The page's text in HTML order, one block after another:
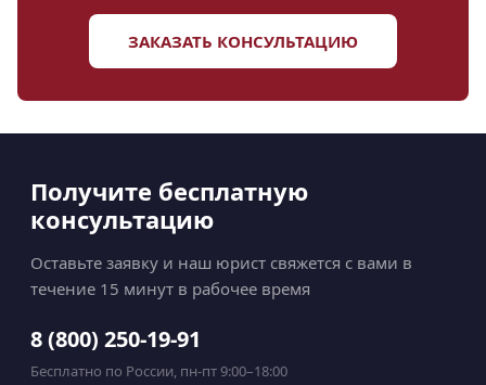
ЗАКАЗАТЬ КОНСУЛЬТАЦИЮ
Получите бесплатную
консультацию
Оставьте заявку и наш юрист свяжется с вами в
течение 15 минут в рабочее время
8 (800) 250-19-91
Бесплатно по России, пн-пт 9:00–18:00